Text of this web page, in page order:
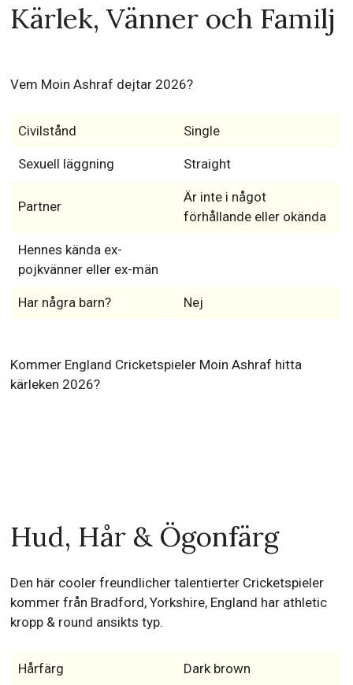
Kärlek, Vänner och Familj
Vem Moin Ashraf dejtar 2026?
Civilstånd Single
Sexuell läggning Straight
Partner
Är inte i något
förhållande eller okända
Hennes kända ex-
pojkvänner eller ex-män
Har några barn? Nej
Kommer England Cricketspieler Moin Ashraf hitta
kärleken 2026?
Hud, Hår & Ögonfärg
Den här cooler freundlicher talentierter Cricketspieler
kommer från Bradford, Yorkshire, England har athletic
kropp & round ansikts typ.
Hårfärg Dark brown